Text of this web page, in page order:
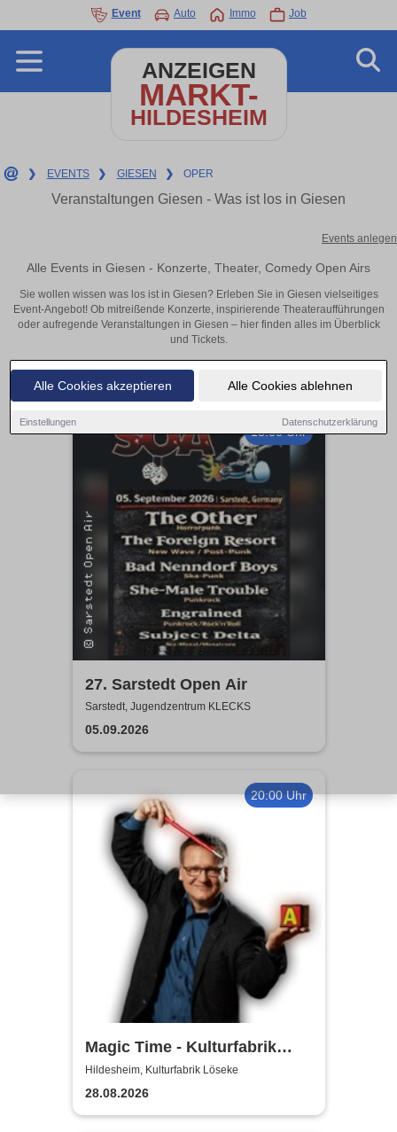
Alle Cookies akzeptieren Alle Cookies ablehnen
Einstellungen Datenschutzerklärung
Event Auto Immo Job
ANZEIGEN
MARKT-
HILDESHEIM
❯ EVENTS ❯ GIESEN ❯ OPER
Veranstaltungen Giesen - Was ist los in Giesen
Events anlegen
Alle Events in Giesen - Konzerte, Theater, Comedy Open Airs
Sie wollen wissen was los ist in Giesen? Erleben Sie in Giesen vielseitiges
Event-Angebot! Ob mitreißende Konzerte, inspirierende Theateraufführungen
oder aufregende Veranstaltungen in Giesen – hier finden alles im Überblick
und Tickets.
13:00 Uhr
27. Sarstedt Open Air
Sarstedt, Jugendzentrum KLECKS
05.09.2026
20:00 Uhr
Magic Time - Kulturfabrik
Löseke
Hildesheim, Kulturfabrik Löseke
28.08.2026